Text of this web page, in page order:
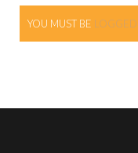
YOU MUST BE LOGGED